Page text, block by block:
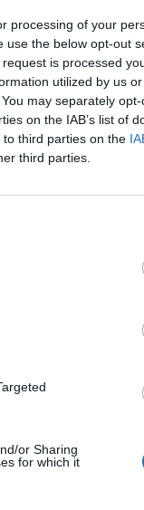
processing of your
use the below opt-out
is processed
utilized by us
may separately
on the IAB’s list of
third parties on the
third parties.
or Sharing
for which it
filone
costola
che